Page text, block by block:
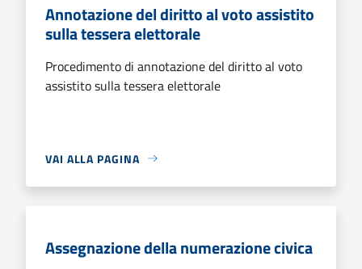
Annotazione del diritto al voto assistito
sulla tessera elettorale
Procedimento di annotazione del diritto al voto
assistito sulla tessera elettorale
VAI ALLA PAGINA
Assegnazione della numerazione civica